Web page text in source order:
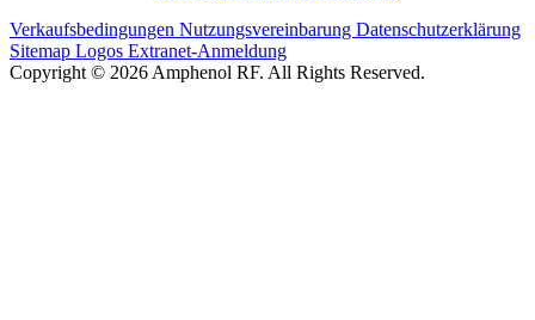
Verkaufsbedingungen Nutzungsvereinbarung Datenschutzerklärung
Sitemap Logos Extranet-Anmeldung
Copyright © 2026 Amphenol RF. All Rights Reserved.